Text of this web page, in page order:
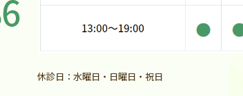
休診日：水曜日・日曜日・祝日